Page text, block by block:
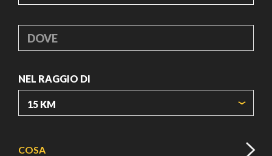
DOVE
NEL RAGGIO DI
COSA